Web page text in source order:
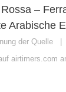
–
Arabische
der Quelle |
airtimers.com